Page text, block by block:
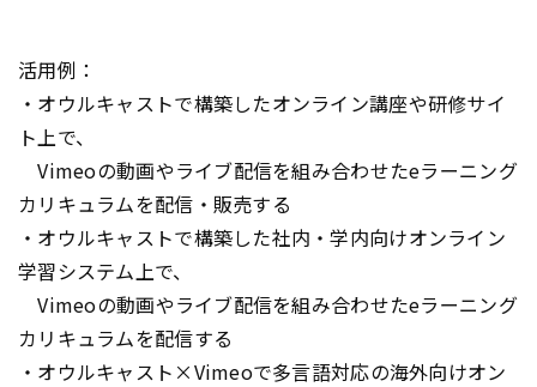
活用例：
・オウルキャストで構築したオンライン講座や研修サイ
ト上で、
Vimeoの動画やライブ配信を組み合わせたeラーニング
カリキュラムを配信・販売する
・オウルキャストで構築した社内・学内向けオンライン
学習システム上で、
Vimeoの動画やライブ配信を組み合わせたeラーニング
カリキュラムを配信する
・オウルキャスト×Vimeoで多言語対応の海外向けオン